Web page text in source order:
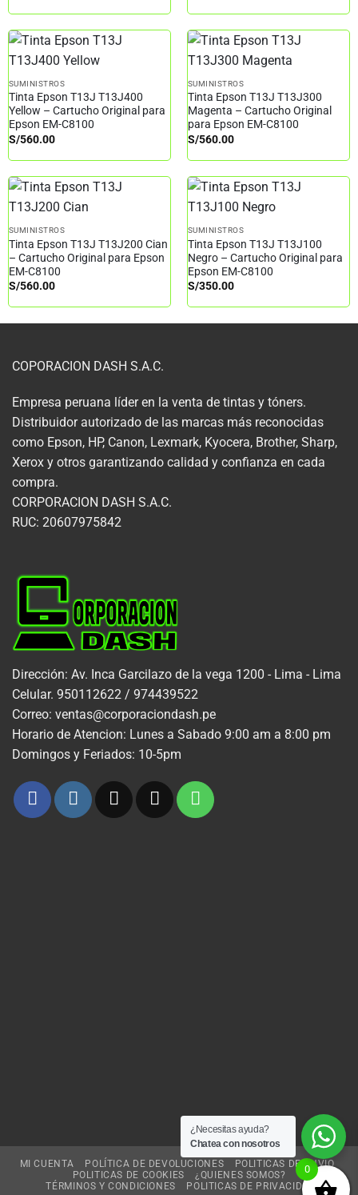
SUMINISTROS
Tinta Epson T13J T13J400
Yellow – Cartucho Original para
Epson EM-C8100
S/560.00
SUMINISTROS
Tinta Epson T13J T13J300
Magenta – Cartucho Original
para Epson EM-C8100
S/560.00
SUMINISTROS
Tinta Epson T13J T13J200 Cian
– Cartucho Original para Epson
EM-C8100
S/560.00
SUMINISTROS
Tinta Epson T13J T13J100
Negro – Cartucho Original para
Epson EM-C8100
S/350.00
COPORACION DASH S.A.C.
Empresa peruana líder en la venta de tintas y tóners.
Distribuidor autorizado de las marcas más reconocidas
como Epson, HP, Canon, Lexmark, Kyocera, Brother, Sharp,
Xerox y otros garantizando calidad y confianza en cada
compra.
CORPORACION DASH S.A.C.
RUC: 20607975842
Dirección: Av. Inca Garcilazo de la vega 1200 - Lima - Lima
Celular. 950112622 / 974439522
Correo: ventas@corporaciondash.pe
Horario de Atencion: Lunes a Sabado 9:00 am a 8:00 pm
Domingos y Feriados: 10-5pm
MI CUENTA POLÍTICA DE DEVOLUCIONES
POLITICAS DE ENVIO
POLITICAS DE COOKIES
¿QUIENES SOMOS?
TÉRMINOS Y CONDICIONES
POLITICAS DE PRIVACIDAD
¿Necesitas ayuda?
Chatea con nosotros
0